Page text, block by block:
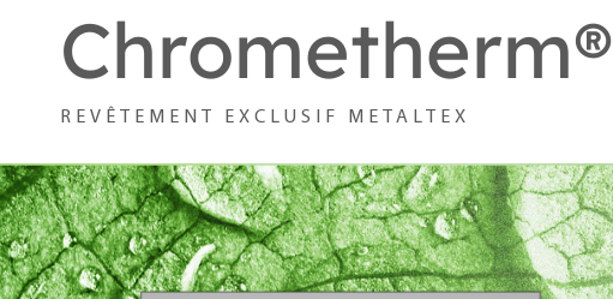
Chrometherm®
REVÊTEMENT EXCLUSIF METALTEX